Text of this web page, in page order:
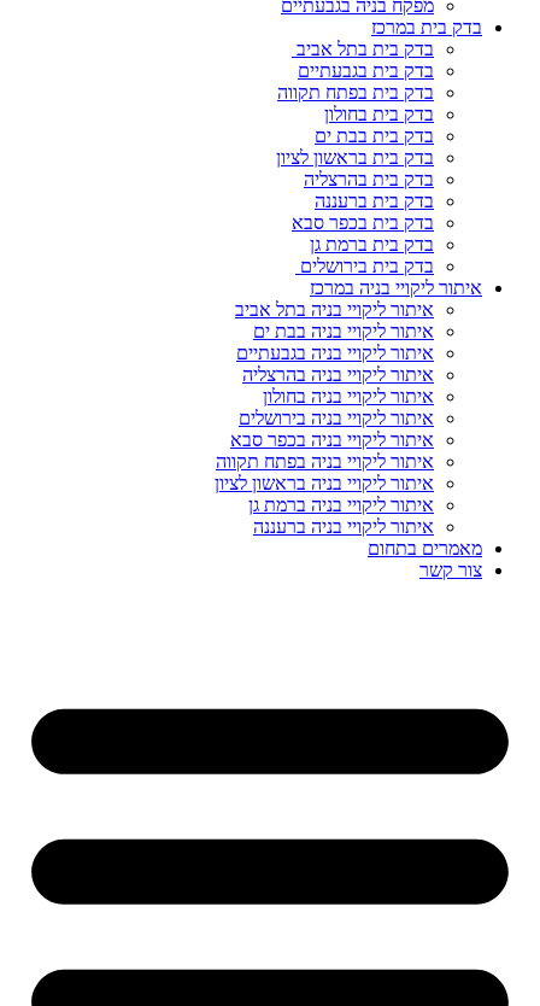
מפקח בניה בגבעתיים
בדק בית במרכז
בדק בית בתל אביב
בדק בית בגבעתיים
בדק בית בפתח תקווה
בדק בית בחולון
בדק בית בבת ים
בדק בית בראשון לציון
בדק בית בהרצליה
בדק בית ברעננה
בדק בית בכפר סבא
בדק בית ברמת גן
בדק בית בירושלים
איתור ליקויי בניה במרכז
איתור ליקויי בניה בתל אביב
איתור ליקויי בניה בבת ים
איתור ליקויי בניה בגבעתיים
איתור ליקויי בניה בהרצליה
איתור ליקויי בניה בחולון
איתור ליקויי בניה בירושלים
איתור ליקויי בניה בכפר סבא
איתור ליקויי בניה בפתח תקווה
איתור ליקויי בניה בראשון לציון
איתור ליקויי בניה ברמת גן
איתור ליקויי בניה ברעננה
מאמרים בתחום
צור קשר